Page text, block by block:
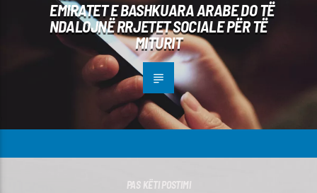
EMIRATET E BASHKUARA ARABE DO TË
NDALOJNË RRJETET SOCIALE PËR TË
MITURIT
PAS KËTI POSTIMI